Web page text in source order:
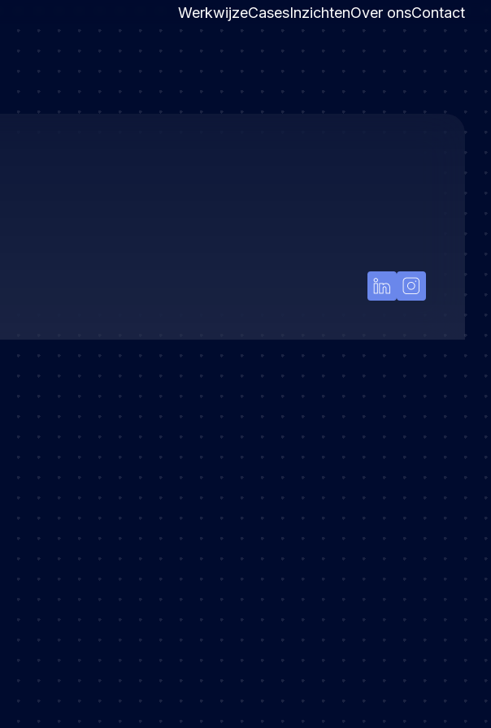
WerkwijzeCasesInzichtenOver onsContact